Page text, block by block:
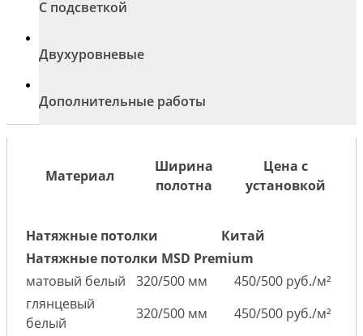
С подсветкой
Двухуровневые
Дополнительные работы
Материал
Ширина
полотна
Цена с
установкой
Натяжные потолки
Китай
Натяжные потолки MSD Premium
матовый белый
320/500 мм
450/500 руб./м²
глянцевый
белый
320/500 мм
450/500 руб./м²